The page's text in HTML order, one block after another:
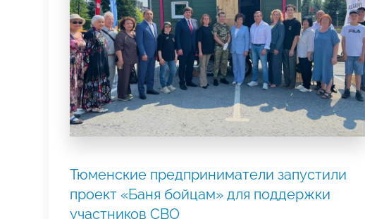
Тюменские предприниматели запустили
проект «Баня бойцам» для поддержки
участников СВО